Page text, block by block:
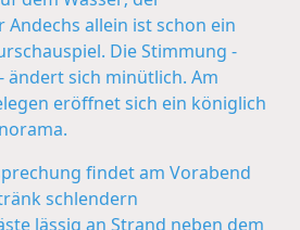
allein ist schon ein
Die Stimmung -
ändert sich minütlich. Am
eröffnet sich ein königlich
findet am Vorabend
schlendern
lässig an Strand neben dem